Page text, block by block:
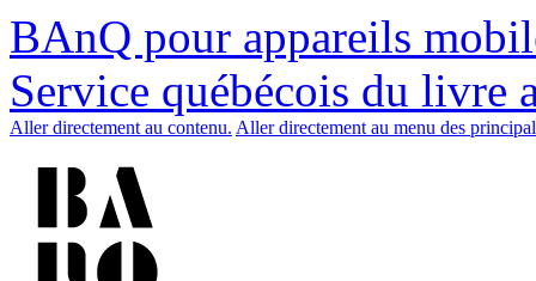
BAnQ pour appareils
Service québécois du livre
Aller directement au contenu. Aller directement au menu des